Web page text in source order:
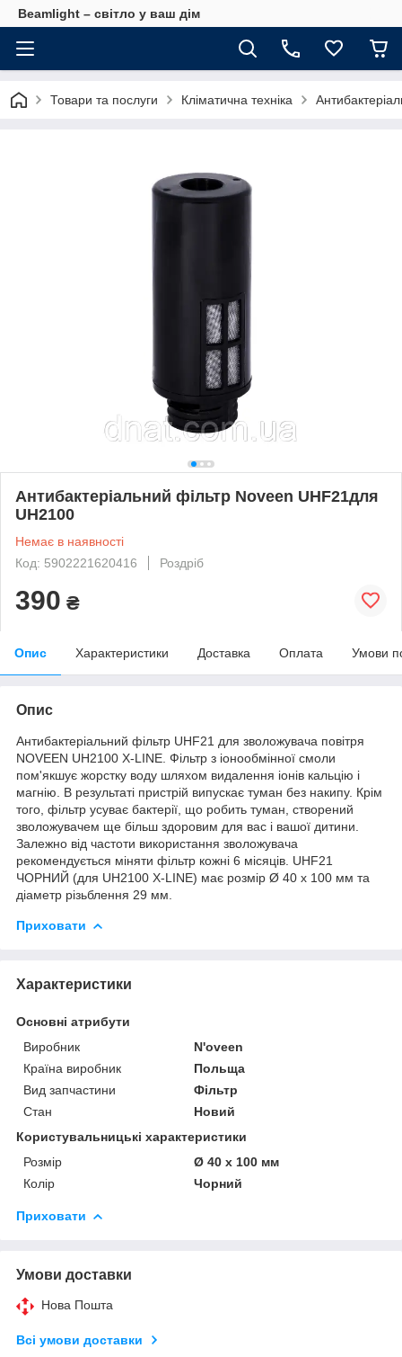
Beamlight – світло у ваш дім
Товари та послуги Кліматична техніка
Антибактеріальний фільтр Noveen UHF21для
UH2100
Немає в наявності
Код: 5902221620416
Роздріб
390 ₴
Опис Характеристики Доставка Оплата Умови
Опис
Антибактеріальний фільтр UHF21 для зволожувача повітря
NOVEEN UH2100 X-LINE. Фільтр з іонообмінної смоли
пом'якшує жорстку воду шляхом видалення іонів кальцію і
магнію. В результаті пристрій випускає туман без накипу. Крім
того, фільтр усуває бактерії, що робить туман, створений
зволожувачем ще більш здоровим для вас і вашої дитини.
Залежно від частоти використання зволожувача
рекомендується міняти фільтр кожні 6 місяців. UHF21
ЧОРНИЙ (для UH2100 X-LINE) має розмір Ø 40 х 100 мм та
діаметр різьблення 29 мм.
Приховати
Характеристики
Основні атрибути
Виробник
N'oveen
Країна виробник
Польща
Вид запчастини
Фільтр
Стан
Новий
Користувальницькі характеристики
Розмір
Ø 40 х 100 мм
Колір
Чорний
Приховати
Умови доставки
Нова Пошта
Всі умови доставки